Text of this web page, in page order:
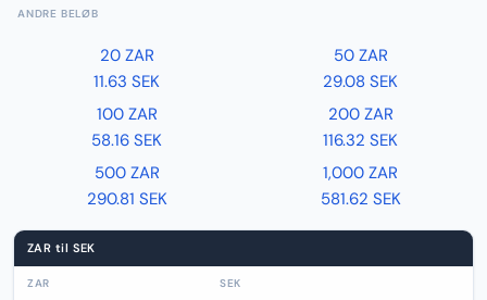
ANDRE BELØB
20 ZAR
11.63 SEK
50 ZAR
29.08 SEK
100 ZAR
58.16 SEK
200 ZAR
116.32 SEK
500 ZAR
290.81 SEK
1,000 ZAR
581.62 SEK
ZAR til SEK
ZAR SEK